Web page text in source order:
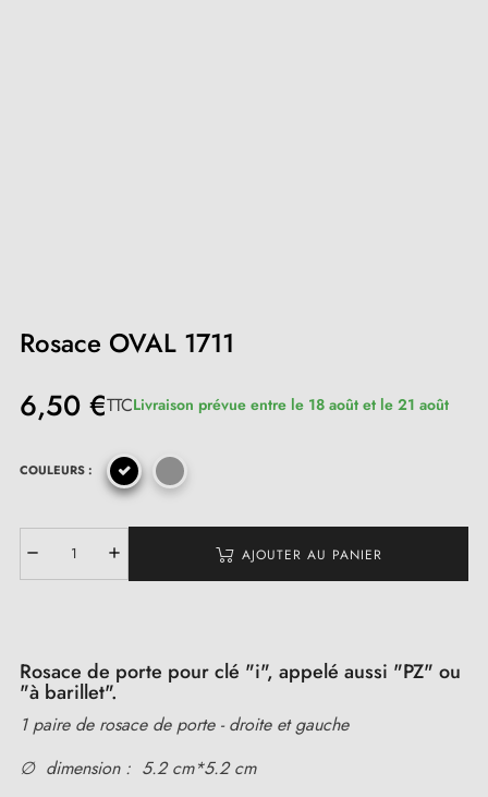
Rosace OVAL 1711
6,50 €TTCLivraison prévue entre le 18 août et le 21 août
COULEURS :
AJOUTER AU PANIER
Rosace de porte pour clé "i", appelé aussi "PZ" ou
"à barillet".
1 paire de rosace de porte - droite et gauche
∅ dimension : 5.2 cm*5.2 cm